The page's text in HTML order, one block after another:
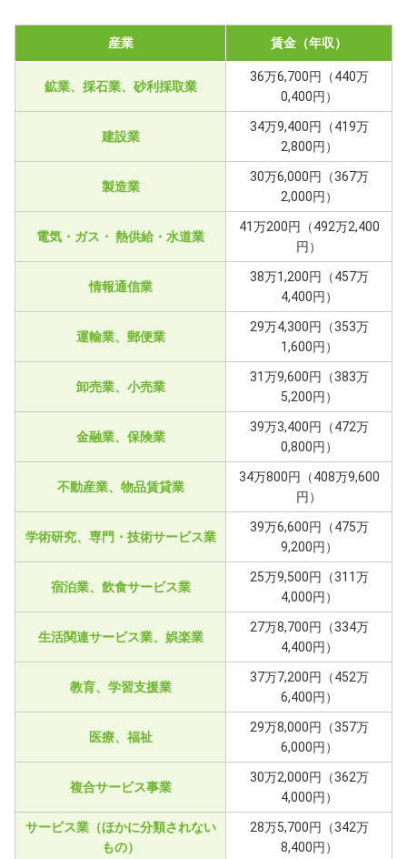
産業 賃金（年収）
鉱業、採石業、砂利採取業
36万6,700円（440万
0,400円）
建設業
34万9,400円（419万
2,800円）
製造業
30万6,000円（367万
2,000円）
電気・ガス・ 熱供給・水道業
41万200円（492万2,400
円）
情報通信業
38万1,200円（457万
4,400円）
運輸業、郵便業
29万4,300円（353万
1,600円）
卸売業、小売業
31万9,600円（383万
5,200円）
金融業、保険業
39万3,400円（472万
0,800円）
不動産業、物品賃貸業
34万800円（408万9,600
円）
学術研究、専門・技術サービス業
39万6,600円（475万
9,200円）
宿泊業、飲食サービス業
25万9,500円（311万
4,000円）
生活関連サービス業、娯楽業
27万8,700円（334万
4,400円）
教育、学習支援業
37万7,200円（452万
6,400円）
医療、福祉
29万8,000円（357万
6,000円）
複合サービス事業
30万2,000円（362万
4,000円）
サービス業（ほかに分類されない
もの）
28万5,700円（342万
8,400円）